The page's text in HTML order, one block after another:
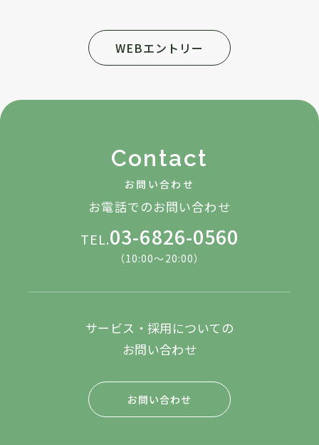
WEBエントリー
Contact
お問い合わせ
お電話でのお問い合わせ
TEL.03-6826-0560
（10:00～20:00）
サービス・採用についての
お問い合わせ
お問い合わせ